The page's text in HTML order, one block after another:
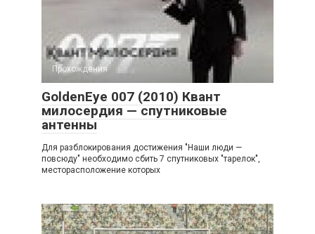
Прохождения
GoldenEye 007 (2010) Квант
милосердия — спутниковые
антенны
Для разблокирования достижения "Наши люди —
повсюду" необходимо сбить 7 спутниковых "тарелок",
месторасположение которых